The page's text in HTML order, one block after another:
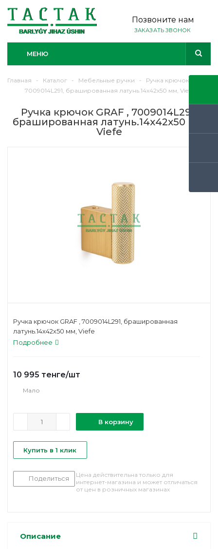
Позвоните нам
ЗАКАЗАТЬ ЗВОНОК
МЕНЮ
Главная - Каталог - Мебельные ручки -
Ручка крючок GRAF ,
7009014L291, брашированная латунь.14х42х50 мм, Viefe
Ручка крючок GRAF , 7009014L291,
брашированная латунь.14х42х50 мм,
Viefe
Ручка крючок GRAF , 7009014L291, брашированная
латунь.14х42х50 мм, Viefe
Подробнее
10 995 тенге/шт
Мало
В корзину
Купить в 1 клик
Поделиться
Цена действительна только для
интернет-магазина и может отличаться
от цен в розничных магазинах
Описание